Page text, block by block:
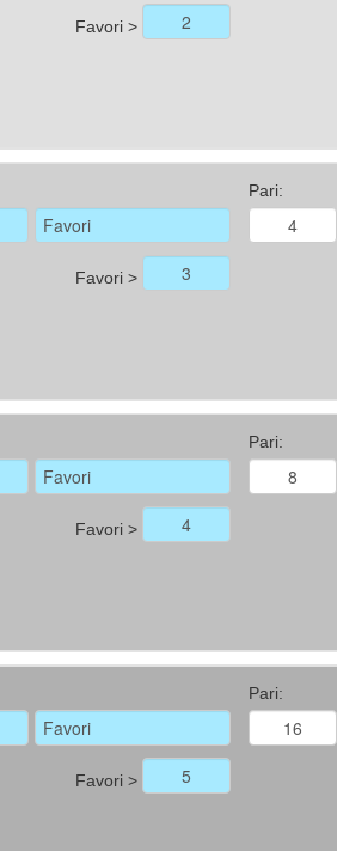
Favori >
Pari:
Favori >
Pari:
Favori >
Pari:
Favori >